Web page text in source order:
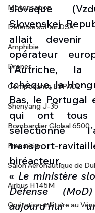
Motorisation
Défense sol-air DSA
Amphibie
Drones
Composante ESPACE
Shenyang J-35
Bombardier Global 6500
Fret aérien
Salon Aéronautique de
Airbus H145M
Opération militaire au
slovaque
Slovenskej
allait devenir
opérateur
l'Autriche, la
tchèque, la
Bas, le Portugal
qui ont tous
sélectionné
transport-
biréacteur.
« Le ministère
Défense
aujourd'hui